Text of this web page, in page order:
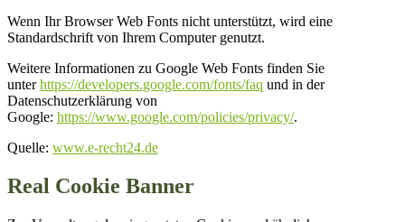
Wenn Ihr Browser Web Fonts nicht unterstützt, wird eine
Standardschrift von Ihrem Computer genutzt.
Weitere Informationen zu Google Web Fonts finden Sie
unterhttps://developers.google.com/fonts/faq und in der
Datenschutzerklärung von
Google: https://www.google.com/policies/privacy/.
Quelle: www.e-recht24.de
Real Cookie Banner